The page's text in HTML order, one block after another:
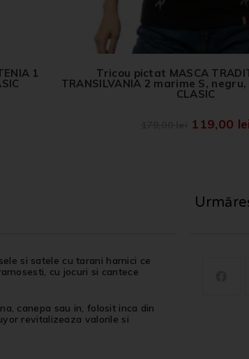
1 Tricou pictat MASCA
TRANSILVANIA 2 marime S,
CLASIC
119,00 lei
si satele cu tarani harnici ce
cu jocuri si cantece
canepa sau in, folosit inca din
revitalizeaza valorile si